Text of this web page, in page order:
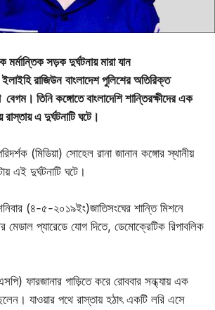
মর্মান্তিক সড়ক দুর্ঘটনায় মারা যান
রাজিউন বাংলাদেশ পুলিশের অতিরিক্ত
তিনি কঙ্গোতে বাংলাদেশি শান্তিরক্ষীদের এক
এ দুর্ঘটনাটি ঘটে।
(মিডিয়া) সোহেল রানা জানান কঙ্গোর স্থানীয়
এই দুর্ঘটনাটি ঘটে।
(৪-৫-২০১৯ইং)জাতিসংঘের শান্তি মিশনে
মেডাল প্যারেডে যোগ দিতে, ডেমোক্রেটিক রিপাবলিক
ফারজানার গাড়িতে করে রোববার সন্ধ্যায় এক
যাওয়ার পথে রাস্তায় হঠাৎ একটি লরি এসে